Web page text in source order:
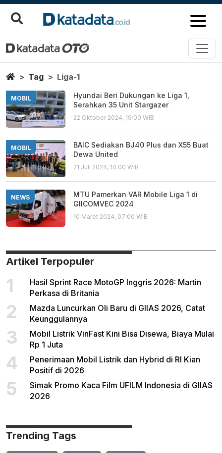
Liga 1
Berita Terbaru
HomeTag Liga-1
MOBIL
Hyundai Beri Dukungan ke Liga 1,
Serahkan 35 Unit Stargazer
22 Oktober 2024, 19:00 WIB
MOBIL
BAIC Sediakan BJ40 Plus dan X55 Buat
Dewa United
21 Juli 2024, 10:00 WIB
NEWS
MTU Pamerkan VAR Mobile Liga 1 di
GIICOMVEC 2024
10 Maret 2024, 07:00 WIB
Artikel Terpopuler
1
Hasil Sprint Race MotoGP Inggris 2026: Martin
Perkasa di Britania
2
Mazda Luncurkan Oli Baru di GIIAS 2026, Catat
Keunggulannya
3
Mobil Listrik VinFast Kini Bisa Disewa, Biaya Mulai
Rp 1 Juta
4
Penerimaan Mobil Listrik dan Hybrid di RI Kian
Positif di 2026
5
Simak Promo Kaca Film UFILM Indonesia di GIIAS
2026
Trending Tags